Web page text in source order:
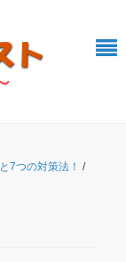
7つの対策法！ /